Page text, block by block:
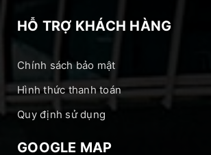
HỖ TRỢ KHÁCH HÀNG
Chính sách bảo mật
Hình thức thanh toán
Quy định sử dụng
GOOGLE MAP